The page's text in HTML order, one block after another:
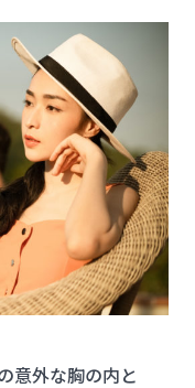
意外な胸の内と